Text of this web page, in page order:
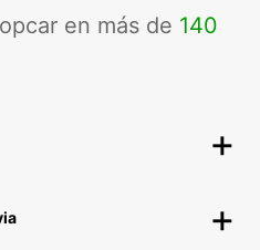
en más de 140